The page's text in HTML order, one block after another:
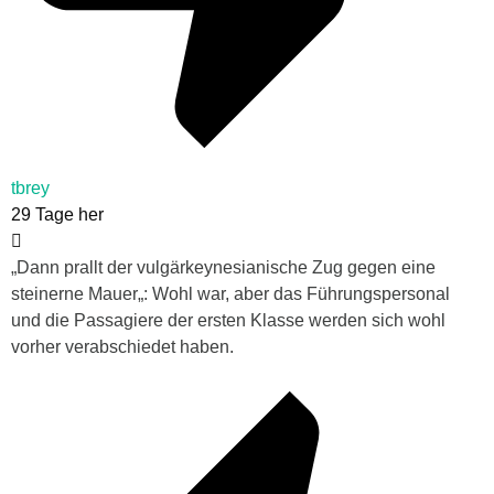
tbrey
29 Tage her
„Dann prallt der vulgärkeynesianische Zug gegen eine
steinerne Mauer„: Wohl war, aber das Führungspersonal
und die Passagiere der ersten Klasse werden sich wohl
vorher verabschiedet haben.